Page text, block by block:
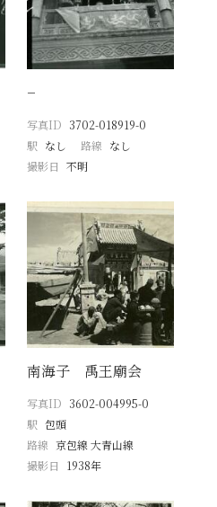
−
写真ID 3702-018919-0
駅 なし 路線 なし
撮影日 不明
南海子 禹王廟会
写真ID 3602-004995-0
駅 包頭
路線 京包線 大青山線
撮影日
1938年